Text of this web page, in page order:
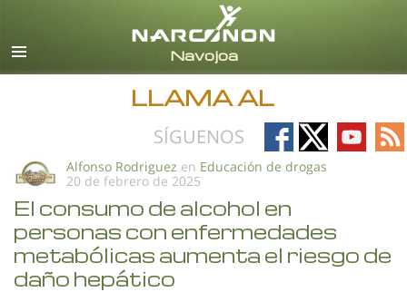
Español
Todas las Regiones/Idiomas
LLAMA AL
SÍGUENOS
Follow
on
Follow
on
Follow
on
on
Alfonso Rodriguez en Educación de drogas
20 de febrero de 2025
El consumo de alcohol en
personas con enfermedades
metabólicas aumenta el riesgo de
daño hepático